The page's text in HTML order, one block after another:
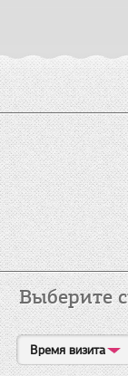
совместимость и
Выберите
Время визита